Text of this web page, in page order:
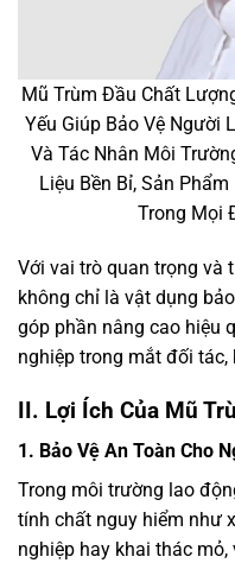
Mũ Trùm Đầu Chất
Yếu Giúp Bảo Vệ Người
Và Tác Nhân Môi
Liệu Bền Bỉ, Sản
Trong Mọi
Với vai trò quan trọng và
không chỉ là vật dụng
góp phần nâng cao hiệu
nghiệp trong mắt đối
II. Lợi Ích Của Mũ
1. Bảo Vệ An Toàn Cho
Trong môi trường lao
tính chất nguy hiểm như
nghiệp hay khai thác